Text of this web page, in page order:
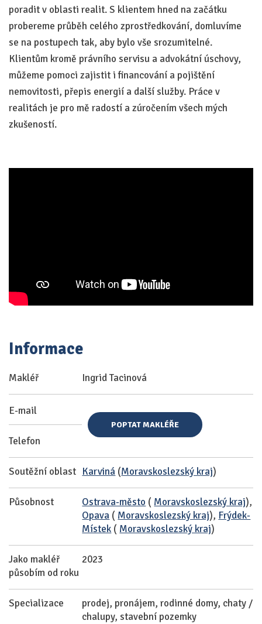
poradit v oblasti realit. S klientem hned na začátku
probereme průběh celého zprostředkování, domluvíme
se na postupech tak, aby bylo vše srozumitelné.
Klientům kromě právního servisu a advokátní úschovy,
můžeme pomoci zajistit i financování a pojištění
nemovitosti, přepis energií a další služby. Práce v
realitách je pro mě radostí a zúročením všech mých
zkušeností.
Informace
Makléř Ingrid Tacinová
E-mail
Telefon
POPTAT MAKLÉŘE
Soutěžní oblast Karviná (Moravskoslezský kraj)
Působnost Ostrava-město ( Moravskoslezský kraj),
Opava ( Moravskoslezský kraj), Frýdek-
Místek ( Moravskoslezský kraj)
Jako makléř
působím od roku
2023
Specializace
prodej, pronájem, rodinné domy, chaty /
chalupy, stavební pozemky